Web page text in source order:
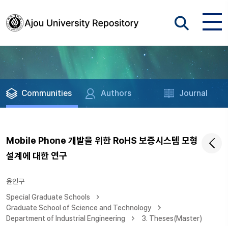
Communities Authors Journal
Mobile Phone 개발을 위한 RoHS 보증시스템 모형
설계에 대한 연구
윤인구
Special Graduate Schools
Graduate School of Science and Technology
Department of Industrial Engineering
3. Theses(Master)